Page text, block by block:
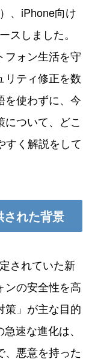
、iPhone向け
スしました。
フォン生活を守
リティ修正を数
を使わずに、今
ついて、どこ
すく解説をして
れた背景
されていた新
ンの安全性を高
策」が主な目的
速な進化は、
、悪意を持った